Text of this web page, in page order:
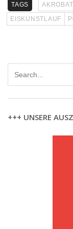
TAGS
EISKUNSTLAUF
+++ UNSERE